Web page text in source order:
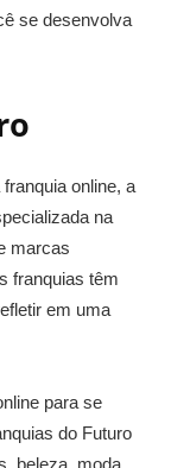
se desenvolva
online, a
na
marcas
franquias têm
em uma
para se
do Futuro
beleza, moda,